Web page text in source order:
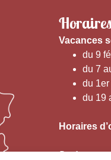
Vacances
du 9
du 7
du
du 19
Horaires
Du 1er